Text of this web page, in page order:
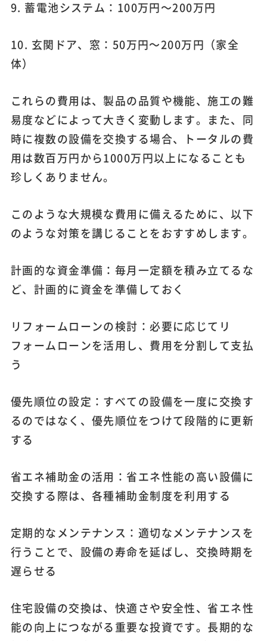
9. 蓄電池システム：100万円～200万円
10. 玄関ドア、窓：50万円～200万円（家全
体）
これらの費用は、製品の品質や機能、施工の難
易度などによって大きく変動します。また、同
時に複数の設備を交換する場合、トータルの費
用は数百万円から1000万円以上になることも
珍しくありません。
このような大規模な費用に備えるために、以下
のような対策を講じることをおすすめします。
計画的な資金準備：毎月一定額を積み立てるな
ど、計画的に資金を準備しておく
リフォームローンの検討：必要に応じてリ
フォームローンを活用し、費用を分割して支払
う
優先順位の設定：すべての設備を一度に交換す
るのではなく、優先順位をつけて段階的に更新
する
省エネ補助金の活用：省エネ性能の高い設備に
交換する際は、各種補助金制度を利用する
定期的なメンテナンス：適切なメンテナンスを
行うことで、設備の寿命を延ばし、交換時期を
遅らせる
住宅設備の交換は、快適さや安全性、省エネ性
能の向上につながる重要な投資です。長期的な